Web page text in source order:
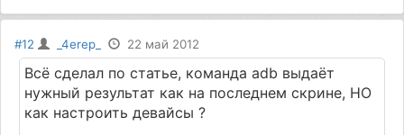
#12 _4erep_ 22 май 2012
Всё сделал по статье, команда adb выдаёт
нужный результат как на последнем скрине, НО
как настроить девайсы ?